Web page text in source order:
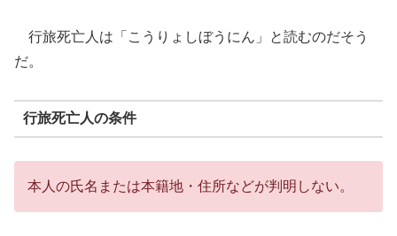
行旅死亡人は「こうりょしぼうにん」と読むのだそう
だ。
行旅死亡人の条件
本人の氏名または本籍地・住所などが判明しない。